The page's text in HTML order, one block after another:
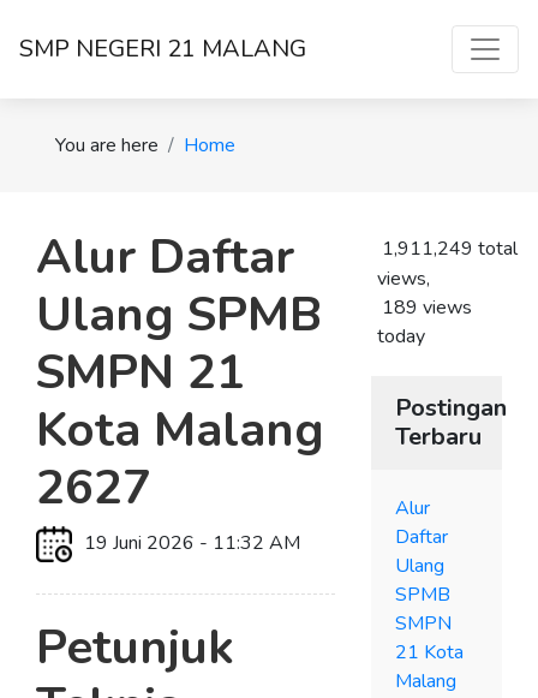
SMP NEGERI 21 MALANG
You are here Home
Alur Daftar
Ulang SPMB
SMPN 21
Kota Malang
2627
19 Juni 2026 - 11:32 AM
Petunjuk
1,911,249 total
views,
189 views
today
Postingan
Terbaru
Alur
Daftar
Ulang
SPMB
SMPN
21 Kota
Malang